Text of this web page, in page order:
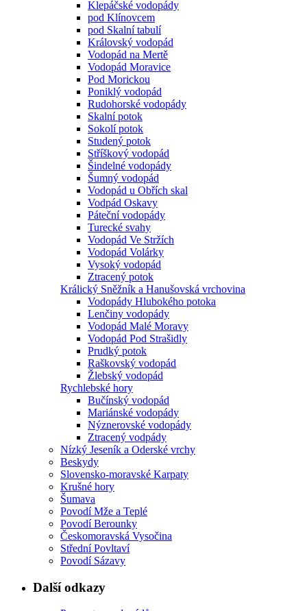
Klepáčské vodopády
pod Klínovcem
pod Skalní tabulí
Královský vodopád
Vodopád na Mertě
Vodopád Moravice
Pod Morickou
Poniklý vodopád
Rudohorské vodopády
Skalní potok
Sokolí potok
Studený potok
Stříškový vodopád
Šindelné vodopády
Šumný vodopád
Vodopád u Obřích skal
Vodpád Oskavy
Páteční vodopády
Turecké svahy
Vodopád Ve Stržích
Vodopád Volárky
Vysoký vodopád
Ztracený potok
Králický Sněžník a Hanušovská vrchovina
Vodopády Hlubokého potoka
Lenčiny vodopády
Vodopád Malé Moravy
Vodopád Pod Strašidly
Prudký potok
Raškovský vodopád
Žlebský vodopád
Rychlebské hory
Bučínský vodopád
Mariánské vodopády
Nýznerovské vodopády
Ztracený vodpády
Nízký Jeseník a Oderské vrchy
Beskydy
Slovensko-moravské Karpaty
Krušné hory
Šumava
Povodí Mže a Teplé
Povodí Berounky
Českomoravská Vysočina
Střední Povltaví
Povodí Sázavy
Další odkazy